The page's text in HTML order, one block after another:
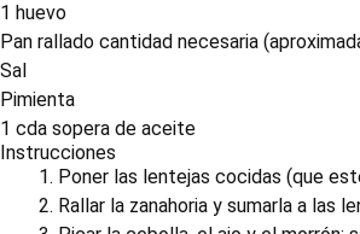
1 huevo
Pan rallado cantidad necesaria
Sal
Pimienta
1 cda sopera de aceite
Instrucciones
Poner las lentejas cocidas (que
Rallar la zanahoria y sumarla a las